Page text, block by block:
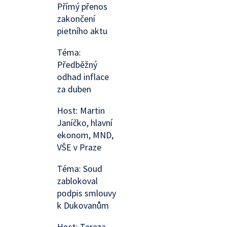
Přímý přenos
zakončení
pietního aktu
Téma:
Předběžný
odhad inflace
za duben
Host: Martin
Janíčko, hlavní
ekonom, MND,
VŠE v Praze
Téma: Soud
zablokoval
podpis smlouvy
k Dukovanům